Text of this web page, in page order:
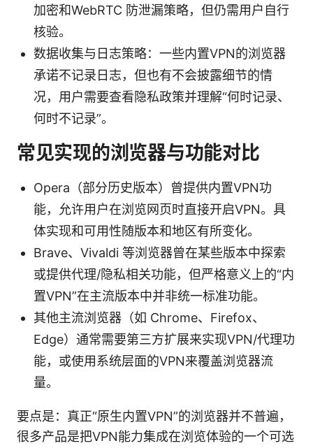
加密和WebRTC 防泄漏策略，但仍需用户自行
核验。
数据收集与日志策略：一些内置VPN的浏览器
承诺不记录日志，但也有不会披露细节的情
况，用户需要查看隐私政策并理解“何时记录、
何时不记录”。
常见实现的浏览器与功能对比
Opera（部分历史版本）曾提供内置VPN功
能，允许用户在浏览网页时直接开启VPN。具
体实现和可用性随版本和地区有所变化。
Brave、Vivaldi 等浏览器曾在某些版本中探索
或提供代理/隐私相关功能，但严格意义上的“内
置VPN”在主流版本中并非统一标准功能。
其他主流浏览器（如 Chrome、Firefox、
Edge）通常需要第三方扩展来实现VPN/代理功
能，或使用系统层面的VPN来覆盖浏览器流
量。
要点是：真正“原生内置VPN”的浏览器并不普遍，
很多产品是把VPN能力集成在浏览体验的一个可选